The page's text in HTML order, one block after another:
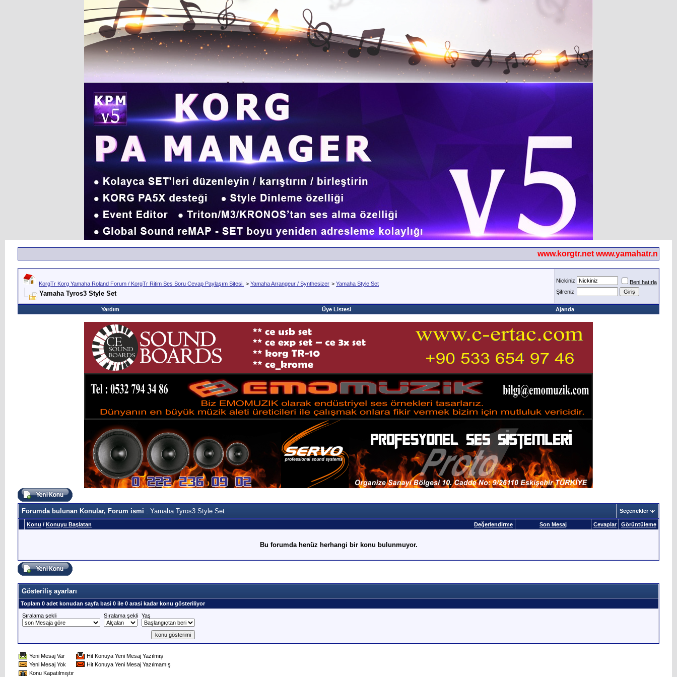
www.korgtr.net www.yamahatr.net
KorgTr Korg Yamaha Roland Forum / KorgTr Ritim Ses Soru Cevap Paylaşım Sitesi. > Yamaha Arrangeur / Synthesizer > Yamaha Style Set
Yamaha Tyros3 Style Set
Nickiniz
Beni hatırla
Şifreniz
Yardım Üye Listesi Ajanda
Forumda bulunan Konular, Forum ismi : Yamaha Tyros3 Style Set Seçenekler
Değerlendirme
Konu / Konuyu Başlatan Son Mesaj Cevaplar Görüntüleme
Bu forumda henüz herhangi bir konu bulunmuyor.
Gösteriliş ayarları
Toplam 0 adet konudan sayfa basi 0 ile 0 arasi kadar konu gösteriliyor
Sıralama şekli
Sıralama şekli Yaş
Yeni Mesaj Var
Hit Konuya Yeni Mesaj Yazılmış
Yeni Mesaj Yok
Hit Konuya Yeni Mesaj Yazılmamış
Konu Kapatılmıştır